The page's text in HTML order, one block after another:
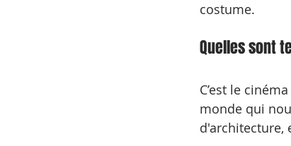
costume.
Quelles sont
C’est le
monde qui
d'architecture,